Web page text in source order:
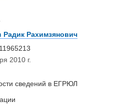
Радик Рахимзянович
2010 г.
сведений в ЕГРЮЛ